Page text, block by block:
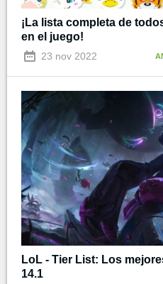
¡La lista completa de
en el juego!
23 nov 2022
LoL - Tier List: Los
14.1